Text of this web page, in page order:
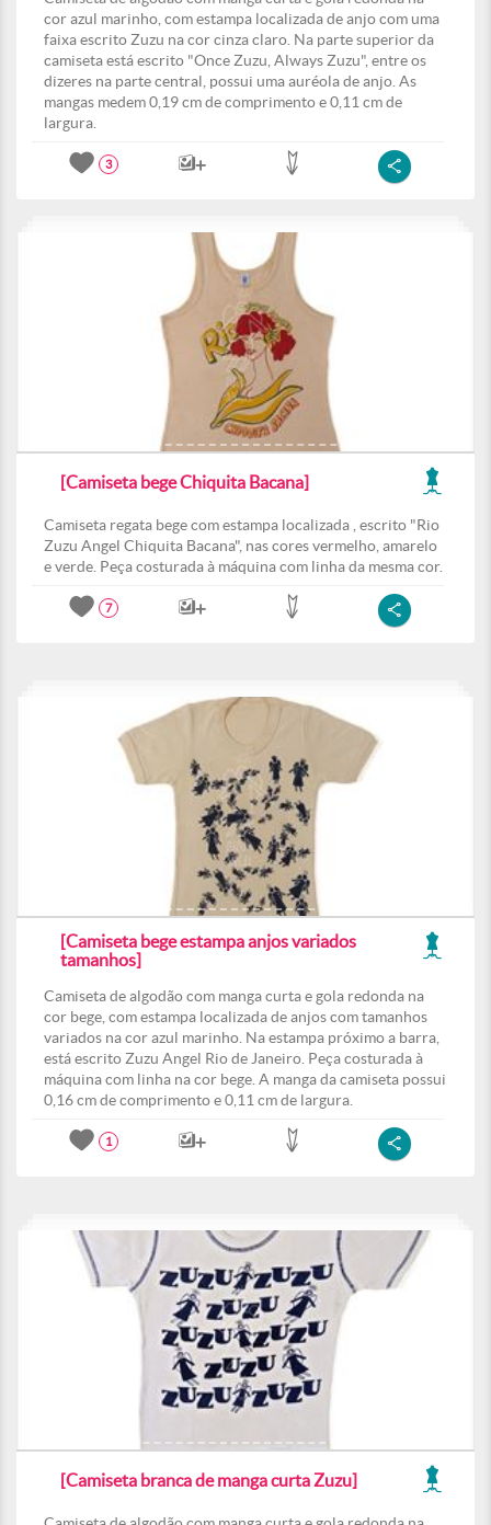
cor azul marinho, com estampa localizada de anjo com uma
faixa escrito Zuzu na cor cinza claro. Na parte superior da
camiseta está escrito "Once Zuzu, Always Zuzu", entre os
dizeres na parte central, possui uma auréola de anjo. As
mangas medem 0,19 cm de comprimento e 0,11 cm de
largura.
3
[Camiseta bege Chiquita Bacana]
Camiseta regata bege com estampa localizada , escrito "Rio
Zuzu Angel Chiquita Bacana", nas cores vermelho, amarelo
e verde. Peça costurada à máquina com linha da mesma cor.
7
[Camiseta bege estampa anjos variados
tamanhos]
Camiseta de algodão com manga curta e gola redonda na
cor bege, com estampa localizada de anjos com tamanhos
variados na cor azul marinho. Na estampa próximo a barra,
está escrito Zuzu Angel Rio de Janeiro. Peça costurada à
máquina com linha na cor bege. A manga da camiseta possui
0,16 cm de comprimento e 0,11 cm de largura.
1
[Camiseta branca de manga curta Zuzu]